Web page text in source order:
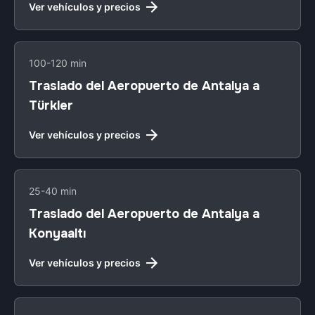
Ver vehículos y precios
100-120 min
Traslado del Aeropuerto de Antalya a
Türkler
Ver vehículos y precios
25-40 min
Traslado del Aeropuerto de Antalya a
Konyaaltı
Ver vehículos y precios